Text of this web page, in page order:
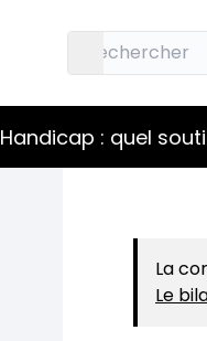
Handicap : quel
La
Le